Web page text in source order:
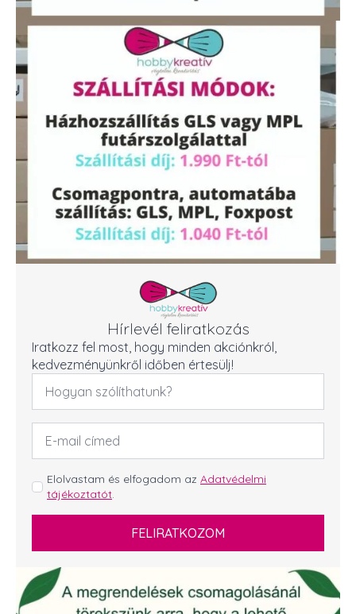
Hírlevél feliratkozás
Iratkozz fel most, hogy minden akciónkról,
kedvezményünkről időben értesülj!
Név
Email
cím
GDPR
*
Elolvastam és elfogadom az Adatvédelmi
tájékoztatót.
FELIRATKOZOM